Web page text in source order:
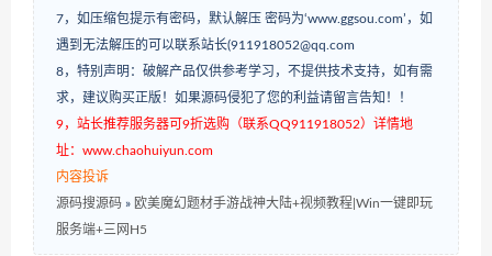
7，如压缩包提示有密码，默认解压 密码为‘www.ggsou.com’，如
遇到无法解压的可以联系站长(911918052@qq.com
8，特别声明：破解产品仅供参考学习，不提供技术支持，如有需
求，建议购买正版！如果源码侵犯了您的利益请留言告知！！
9，站长推荐服务器可9折选购（联系QQ911918052）详情地
址：www.chaohuiyun.com
内容投诉
源码搜源码 » 欧美魔幻题材手游战神大陆+视频教程|Win一键即玩
服务端+三网H5